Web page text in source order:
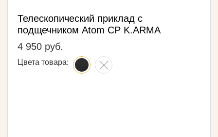
Телескопический приклад с
подщечником Atom CP K.ARMA
4 950 руб.
Цвета товара: